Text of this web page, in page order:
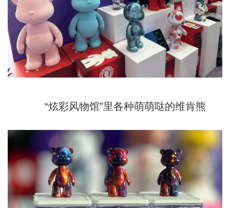
“炫彩风物馆”里各种萌萌哒的维肯熊